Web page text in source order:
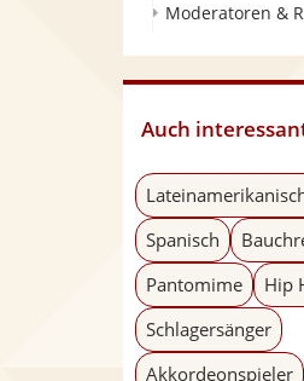
Moderatoren &
Auch
Spanisch
Pantomime
Hip
Schlagersänger
Akkordeonspieler